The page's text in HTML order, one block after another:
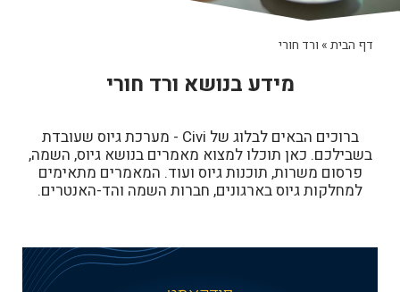
דף הבית» ורד חורי
מידע בנושא ורד חורי
ברוכים הבאים לבלוג של Civi - מערכת גיוס שעובדת
בשבילכם. כאן תוכלו למצוא מאמרים בנושא גיוס, השמה,
פרסום משרות, תוכנות גיוס ועוד. המאמרים מתאימים
למחלקות גיוס בארגונים, חברות השמה והד-האנטרים.